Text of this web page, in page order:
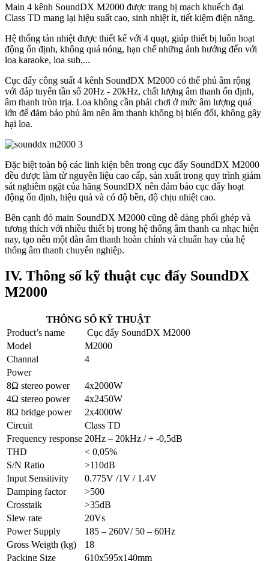
Main 4 kênh SoundDX M2000 được trang bị mạch khuếch đại
Class TD mang lại hiệu suất cao, sinh nhiệt ít, tiết kiệm điện năng.
Hệ thống tản nhiệt được thiết kế với 4 quạt, giúp thiết bị luôn hoạt
động ổn định, không quá nóng, hạn chế những ảnh hưởng đến với
loa karaoke, loa sub,...
Cục đẩy công suất 4 kênh SoundDX M2000 có thể phủ âm rộng
với đáp tuyến tần số 20Hz - 20kHz, chất lượng âm thanh ổn định,
âm thanh tròn trịa. Loa không cần phải chơi ở mức âm lượng quá
lớn để đảm bảo phủ âm nên âm thanh không bị biến đổi, không gây
hại loa.
Đặc biệt toàn bộ các linh kiện bên trong cục đẩy SoundDX M2000
đều được làm từ nguyên liệu cao cấp, sản xuất trong quy trình giám
sát nghiêm ngặt của hãng SoundDX nên đảm bảo cục đẩy hoạt
động ổn định, hiệu quả và có độ bền, độ chịu nhiệt cao.
Bên cạnh đó main SoundDX M2000 cũng dễ dàng phối ghép và
tương thích với nhiều thiết bị trong hệ thống âm thanh ca nhạc hiện
nay, tạo nên một dàn âm thanh hoàn chỉnh và chuẩn hay của hệ
thống âm thanh chuyên nghiệp.
IV. Thông số kỹ thuật cục đẩy SoundDX
M2000
THÔNG SỐ KỸ THUẬT
Product’s name
Cục đẩy SoundDX M2000
Model
M2000
Channal
4
Power
8Ω stereo power
4x2000W
4Ω stereo power
4x2450W
8Ω bridge power
2x4000W
Circuit
Class TD
Frequency response 20Hz – 20kHz / + -0,5dB
THD
< 0,05%
S/N Ratio
>110dB
Input Sensitivity
0.775V /1V / 1.4V
Damping factor
>500
Crosstaik
>35dB
Slew rate
20Vs
Power Supply
185 – 260V/ 50 – 60Hz
Gross Weigth (kg)
18
Packing Size
610x595x140mm